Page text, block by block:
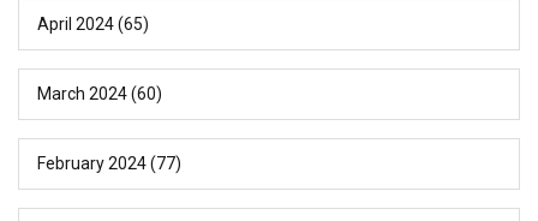
April 2024(65)
March 2024(60)
February 2024(77)